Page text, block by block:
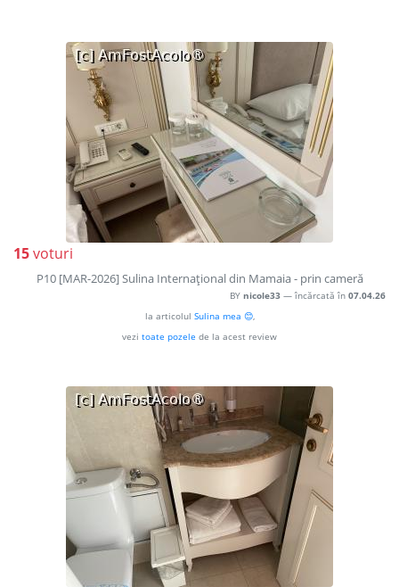
15voturi
P10 [MAR-2026] Sulina Internaţional din Mamaia - prin cameră
BY nicole33 — încărcată în 07.04.26
la articolul Sulina mea 😊,
vezi toate pozele de la acest review